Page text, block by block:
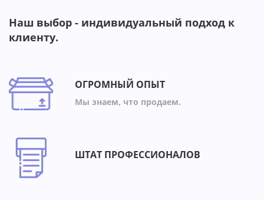
Наш выбор - индивидуальный подход к
клиенту.
ОГРОМНЫЙ ОПЫТ
Мы знаем, что продаем.
ШТАТ ПРОФЕССИОНАЛОВ